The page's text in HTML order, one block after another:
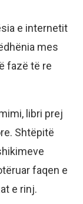
e internetit
mes
fazë të re
libri prej
Shtëpitë
faqen e
e rinj.